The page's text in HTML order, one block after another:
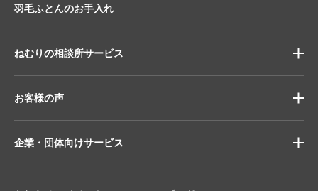
羽毛ふとんのお手入れ
ねむりの相談所サービス
お客様の声
企業・団体向けサービス